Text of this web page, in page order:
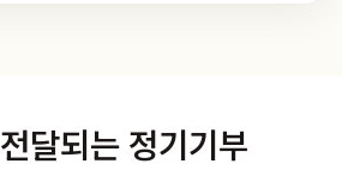
전달되는 정기기부